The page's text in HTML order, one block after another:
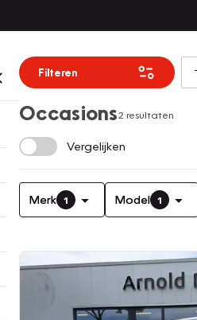
Filteren
Occasions2 resultaten
Vergelijken
Merk 1 Model 1